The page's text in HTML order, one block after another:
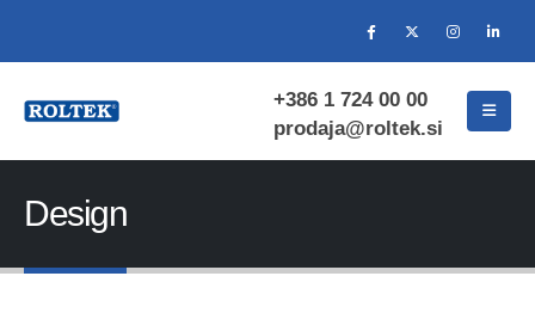
+386 1 724 00 00
prodaja@roltek.si
Design